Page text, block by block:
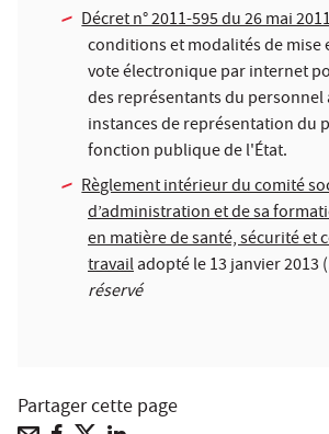
Décret n° 2011-595 du 26 mai
conditions et modalités de mise
vote électronique par internet
des représentants du personnel
instances de représentation du
fonction publique de l'État.
Règlement intérieur du comité
d’administration et de sa
en matière de santé, sécurité et
travailadopté le 13 janvier 2013
réservé
Partager cette page